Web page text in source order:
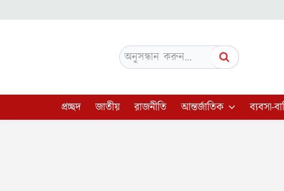
অনুসন্ধান করুন...
প্রচ্ছদ জাতীয় রাজনীতি আন্তর্জাতিক ব্যবসা-